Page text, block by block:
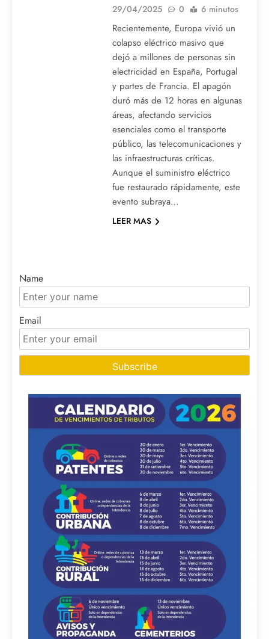
29/04/2025
0 6 minutos
Recientemente, Europa vivió un
colapso eléctrico masivo que
dejó a millones de personas sin
electricidad en España, Portugal
y partes de Francia. El apagón
duró más de 12 horas en algunas
áreas, afectando servicios
esenciales como el transporte
público, las telecomunicaciones y
las infraestructuras críticas.
Aunque el suministro eléctrico
fue restaurado rápidamente, este
evento subraya…
LEER MAS
Name
Email